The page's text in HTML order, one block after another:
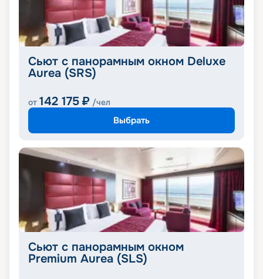
Сьют с панорамным окном Deluxe
Aurea (SRS)
от 142 175 ₽ /чел
Выбрать
Сьют с панорамным окном
Premium Aurea (SLS)